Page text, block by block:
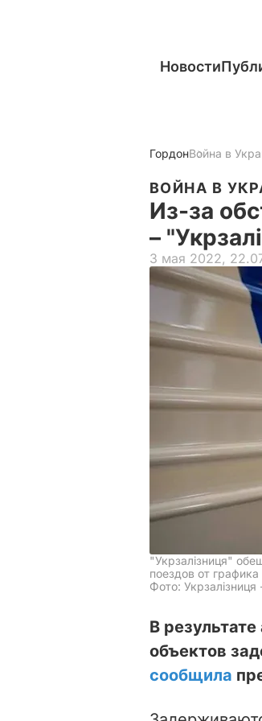
Новости
ГордонВойна в
ВОЙНА В
Из-за
–
3 мая 2022,
"Укрзалізниця"
поездов от графика
Фото:
В
объектов
сообщила